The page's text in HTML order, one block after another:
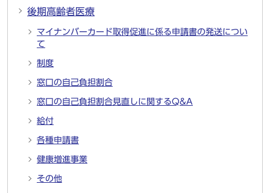
後期高齢者医療
マイナンバーカード取得促進に係る申請書の発送につい
て
制度
窓口の自己負担割合
窓口の自己負担割合見直しに関するQ&A
給付
各種申請書
健康増進事業
その他